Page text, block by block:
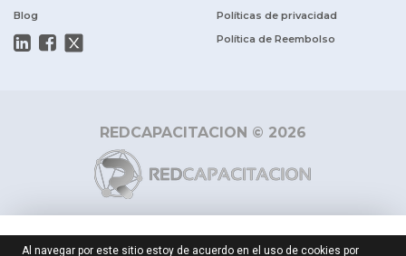
$ 80.000 $ 160.000 -50%
Blog
Políticas de privacidad
Política de Reembolso
REDCAPACITACION © 2026
Al navegar por este sitio estoy de acuerdo en el uso de cookies por